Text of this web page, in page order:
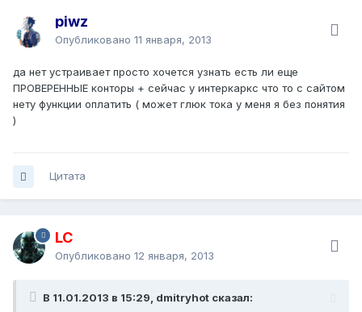
piwz
Опубликовано 11 января, 2013
да нет устраивает просто хочется узнать есть ли еще
ПРОВЕРЕННЫЕ конторы + сейчас у интеркаркс что то с сайтом
нету функции оплатить ( может глюк тока у меня я без понятия
)
Цитата
LC
Опубликовано 12 января, 2013
В 11.01.2013 в 15:29, dmitryhot сказал: